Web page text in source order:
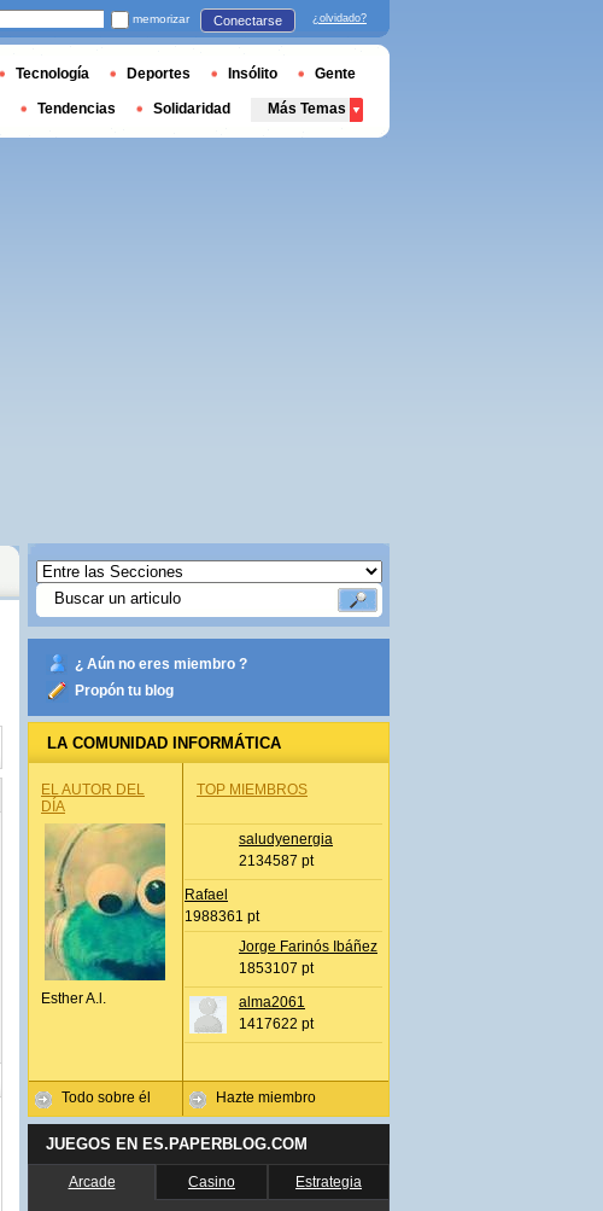
¿ Aún no eres miembro ?
Propón tu blog
LA COMUNIDAD INFORMÁTICA
EL AUTOR DEL
DÍA
Esther A.l.
Todo sobre él
TOP MIEMBROS
saludyenergia
2134587 pt
Rafael
1988361 pt
Jorge Farinós Ibáñez
1853107 pt
alma2061
1417622 pt
Hazte miembro
JUEGOS EN ES.PAPERBLOG.COM
Arcade Casino Estrategia
memorizar Conectarse ¿olvidado?
Tecnología Deportes Insólito Gente
Tendencias Solidaridad Más Temas